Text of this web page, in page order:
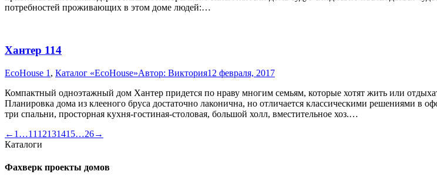
потребностей проживающих в этом доме людей:…
Хантер 114
EcoHouse 1 , Каталог «EcoHouse»Автор: Виктория12 февраля, 2017
Компактный одноэтажный дом Хантер придется по нраву многим семьям, которые хотят жить или
Планировка дома из клееного бруса достаточно лаконична, но отличается классическими решениями в
три спальни, просторная кухня-гостиная-столовая, большой холл, вместительное хоз.…
← 1 …11 12131415…26→
Каталоги
Фахверк проекты домов